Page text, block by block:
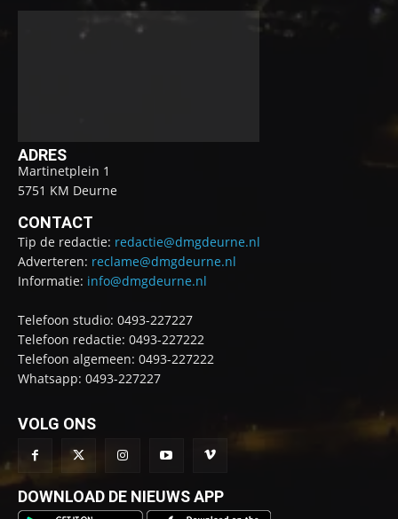
ADRES
Martinetplein 1
5751 KM Deurne
CONTACT
Tip de redactie: redactie@dmgdeurne.nl
Adverteren: reclame@dmgdeurne.nl
Informatie: info@dmgdeurne.nl
Telefoon studio: 0493-227227
Telefoon redactie: 0493-227222
Telefoon algemeen: 0493-227222
Whatsapp: 0493-227227
VOLG ONS
DOWNLOAD DE NIEUWS APP